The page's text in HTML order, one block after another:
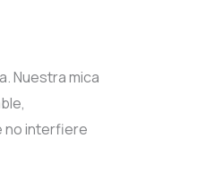
Nuestra mica
no interfiere